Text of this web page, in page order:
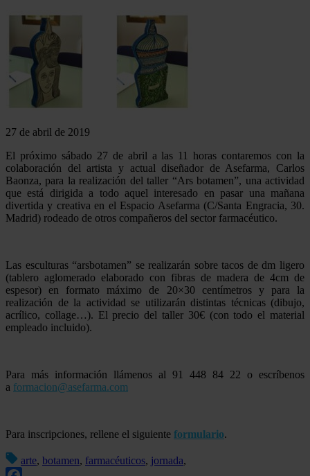
27 de abril de 2019
El próximo sábado 27 de abril a las 11 horas contaremos con la
colaboración del artista y actual diseñador de Asefarma, Carlos
Baonza, para la realización del taller “Ars botamen”, una actividad
que está dirigida a todo aquel interesado en pasar una mañana
divertida y creativa en el Espacio Asefarma (C/Santa Engracia, 30.
Madrid) rodeado de otros compañeros del sector farmacéutico.
Las esculturas “arsbotamen” se realizarán sobre tacos de dm ligero
(tablero aglomerado elaborado con fibras de madera de 4cm de
espesor) en formato máximo de 20×30 centímetros y para la
realización de la actividad se utilizarán distintas técnicas (dibujo,
acrílico, collage…). El precio del taller 30€ (con todo el material
empleado incluido).
Para más información llámenos al 91 448 84 22 o escríbenos
a formacion@asefarma.com
Para inscripciones, rellene el siguiente formulario.
arte, botamen, farmacéuticos, jornada,